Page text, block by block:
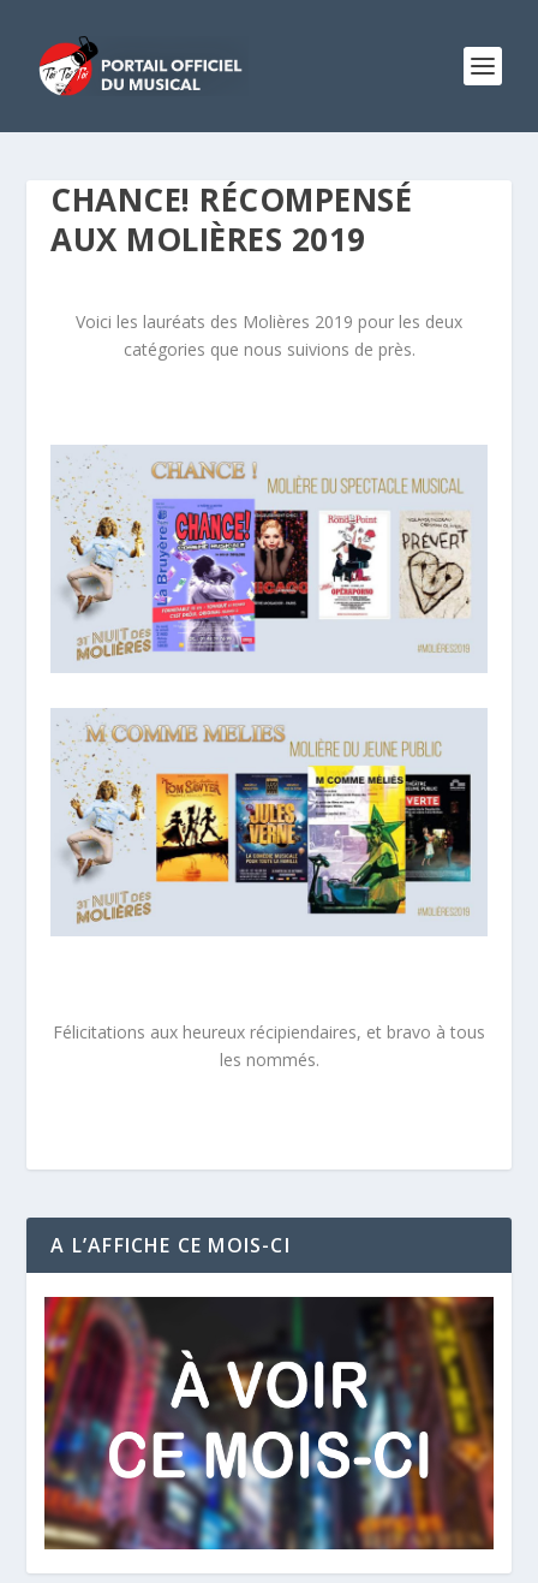
CHANCE! RÉCOMPENSÉ
AUX MOLIÈRES 2019
Voici les lauréats des Molières 2019 pour les deux
catégories que nous suivions de près.
Félicitations aux heureux récipiendaires, et bravo à tous
les nommés.
A L’AFFICHE CE MOIS-CI